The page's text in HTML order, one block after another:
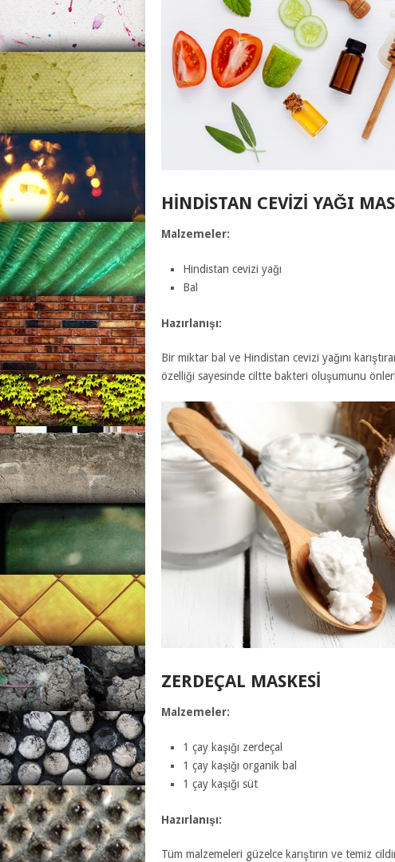
HINDISTAN CEVIZI YAĞI
Malzemeler:
Hindistan cevizi yağı
Bal
Hazırlanışı:
Bir miktar bal ve Hindistan cevizi yağını
özelliği sayesinde ciltte bakteri oluşumunu
ZERDEÇAL MASKESI
Malzemeler:
1 çay kaşığı zerdeçal
1 çay kaşığı organik bal
1 çay kaşığı süt
Hazırlanışı:
Tüm malzemeleri güzelce karıştırın ve temiz